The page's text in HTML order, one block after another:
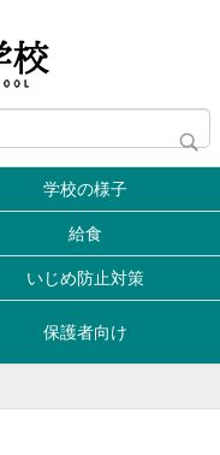
学校の様子
給食
いじめ防止対策
保護者向け